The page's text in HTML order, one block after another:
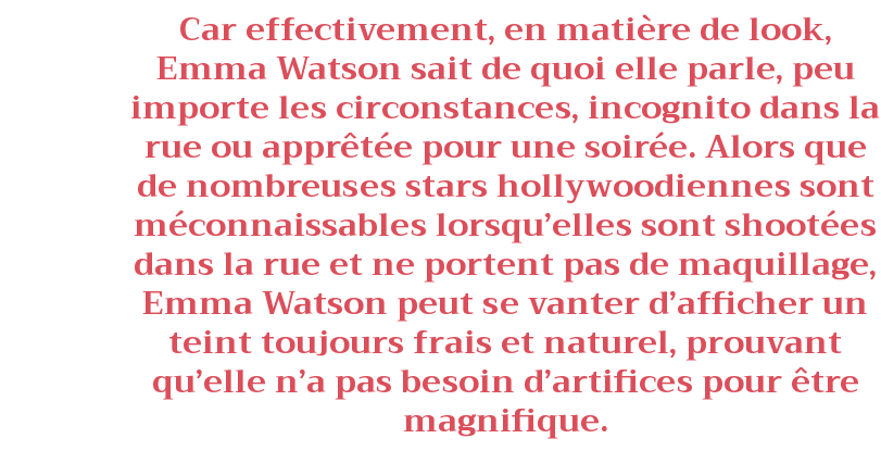
Car effectivement, en matière de look,
Emma Watson sait de quoi elle parle, peu
importe les circonstances, incognito dans la
rue ou apprêtée pour une soirée. Alors que
de nombreuses stars hollywoodiennes sont
méconnaissables lorsqu’elles sont shootées
dans la rue et ne portent pas de maquillage,
Emma Watson peut se vanter d’afficher un
teint toujours frais et naturel, prouvant
qu’elle n’a pas besoin d’artifices pour être
magnifique.